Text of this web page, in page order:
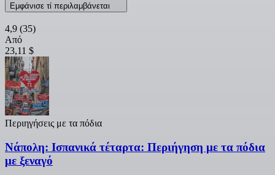
Εμφάνισε τί περιλαμβάνεται
4,9 (35)
Από
23,11 $
Περιηγήσεις με τα πόδια
Νάπολη: Ισπανικά τέταρτα: Περιήγηση με τα πόδια
με ξεναγό